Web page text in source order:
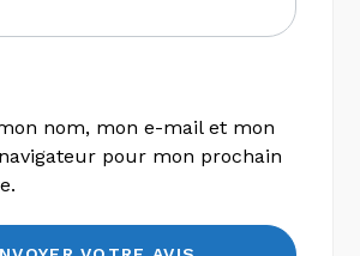
nom, mon e-mail et mon
pour mon prochain